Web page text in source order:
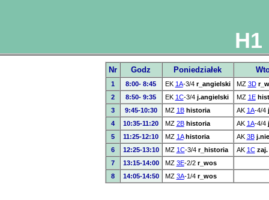
Nr Godz Poniedziałek
1 8:00- 8:45 EK 1A-3/4 r_angielski MZ 3D
2
8:50- 9:35 EK 1C-3/4 j.angielski MZ 1E
3
9:45-10:30 MZ 1B historia AK 1A-4/4
4
10:35-11:20 MZ 2B historia AK 1A-4/4
5
11:25-12:10 MZ 1A historia AK 3B
6
12:25-13:10 MZ 1C-3/4 r_historia AK 1C
7
13:15-14:00 MZ 3E-2/2 r_wos
8
14:05-14:50 MZ 3A-1/4 r_wos